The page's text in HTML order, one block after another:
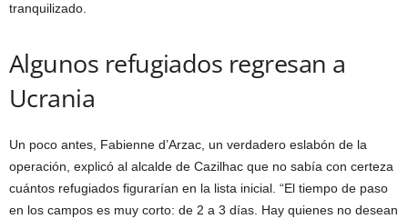
tranquilizado.
Algunos refugiados regresan a
Ucrania
Un poco antes, Fabienne d’Arzac, un verdadero eslabón de la
operación, explicó al alcalde de Cazilhac que no sabía con certeza
cuántos refugiados figurarían en la lista inicial. “El tiempo de paso
en los campos es muy corto: de 2 a 3 días. Hay quienes no desean